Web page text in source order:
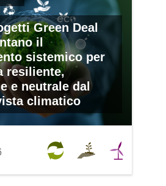
Green Deal
il
sistemico per
resiliente,
e neutrale dal
climatico